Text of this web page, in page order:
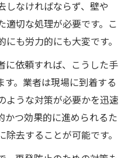
しなければならず、壁や
適切な処理が必要です。こ
も労力的にも大変です。
に依頼すれば、こうした手
。業者は現場に到着する
ような対策が必要かを迅速
かつ効果的に進められるた
去することが可能です。